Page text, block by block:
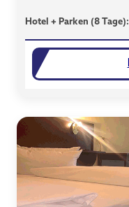
Hotel + Parken (8 Tage):